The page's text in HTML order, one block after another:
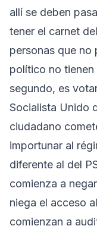
allí se deben
tener el carnet
personas que no
político no
segundo, es
Socialista Unido
ciudadano
importunar al
diferente al del
comienza a
niega el acceso
comienzan a